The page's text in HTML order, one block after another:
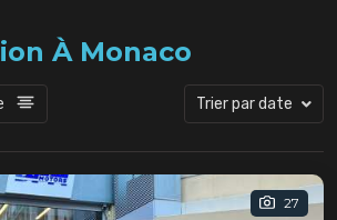
À Monaco
Trier par date
27